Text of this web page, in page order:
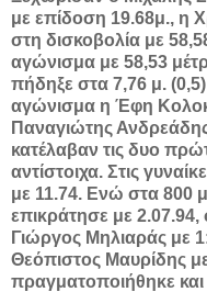
με επίδοση 19.68μ., η
στη δισκοβολία με
αγώνισμα με 58,53
πήδηξε στα 7,76 μ.
αγώνισμα η Έφη
Παναγιώτης
κατέλαβαν τις δυο
αντίστοιχα. Στις
με 11.74. Ενώ στα 800
επικράτησε με 2.07.94,
Γιώργος Μηλιαράς με
Θεόπιστος Μαυρίδης
πραγματοποιήθηκε